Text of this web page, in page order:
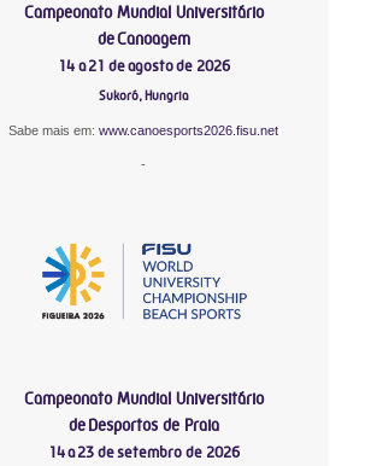
Campeonato Mundial Universitário
de Canoagem
14 a 21 de agosto de 2026
Sukoró, Hungria
Sabe mais em:www.canoesports2026.fisu.net
-
Campeonato Mundial Universitário
de Desportos de Praia
14 a 23 de setembro de 2026